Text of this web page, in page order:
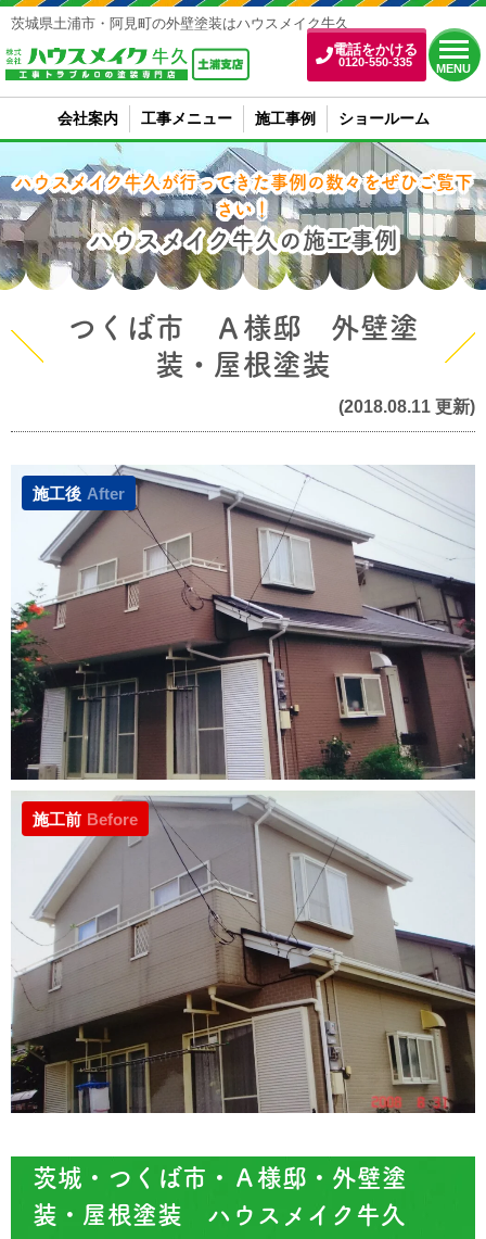
電話をかける
0120-550-335
MENU
茨城県土浦市・阿見町の外壁塗装はハウスメイク牛久
会社案内 工事メニュー 施工事例 ショールーム
ハウスメイク牛久が行ってきた事例の数々をぜひご覧下
さい！
ハウスメイク牛久の施工事例
つくば市 Ａ様邸 外壁塗
装・屋根塗装
(2018.08.11 更新)
施工後 After
施工前 Before
茨城・つくば市・Ａ様邸・外壁塗
装・屋根塗装 ハウスメイク牛久